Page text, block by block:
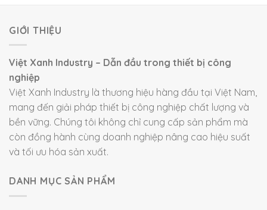
GIỚI THIỆU
Việt Xanh Industry – Dẫn đầu trong thiết bị công
nghiệp
Việt Xanh Industry là thương hiệu hàng đầu tại Việt Nam,
mang đến giải pháp thiết bị công nghiệp chất lượng và
bền vững. Chúng tôi không chỉ cung cấp sản phẩm mà
còn đồng hành cùng doanh nghiệp nâng cao hiệu suất
và tối ưu hóa sản xuất.
DANH MỤC SẢN PHẨM